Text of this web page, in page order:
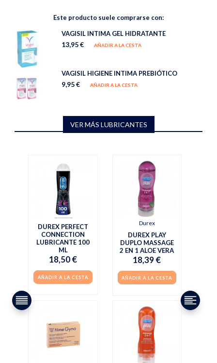
Este producto suele comprarse con:
VAGISIL INTIMA GEL HIDRATANTE
13,95 € AÑADIR A LA CESTA
VAGISIL HIGIENE INTIMA PREBIÓTICO
9,95 € AÑADIR A LA CESTA
VER MÁS LUBRICANTES
DUREX PERFECT
CONNECTION
LUBRICANTE 100
ML
18,50 €
AÑADIR A LA CESTA
Durex
DUREX PLAY
DUPLO MASSAGE
2 EN 1 ALOE VERA
18,39 €
AÑADIR A LA CESTA